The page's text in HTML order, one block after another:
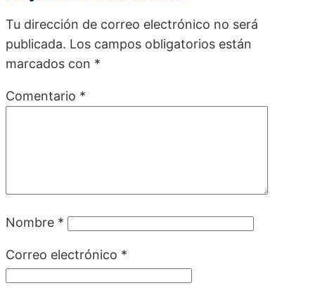
Tu dirección de correo electrónico no será
publicada. Los campos obligatorios están
marcados con *
Comentario *
Nombre *
Correo electrónico *